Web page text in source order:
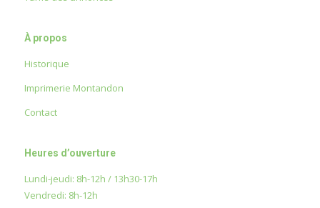
À propos
Historique
Imprimerie Montandon
Contact
Heures d’ouverture
Lundi-jeudi: 8h-12h / 13h30-17h
Vendredi: 8h-12h